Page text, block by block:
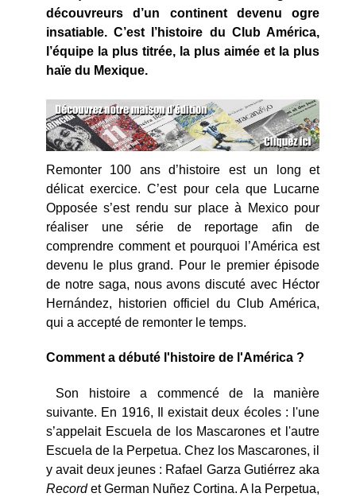
découvreurs d’un continent devenu ogre
insatiable. C’est l’histoire du Club América,
l’équipe la plus titrée, la plus aimée et la plus
haïe du Mexique.
Remonter 100 ans d’histoire est un long et
délicat exercice. C’est pour cela que Lucarne
Opposée s’est rendu sur place à Mexico pour
réaliser une série de reportage afin de
comprendre comment et pourquoi l’América est
devenu le plus grand. Pour le premier épisode
de notre saga, nous avons discuté avec Héctor
Hernández, historien officiel du Club América,
qui a accepté de remonter le temps.
Comment a débuté l'histoire de l'América ?
Son histoire a commencé de la manière
suivante. En 1916, Il existait deux écoles : l'une
s’appelait Escuela de los Mascarones et l'autre
Escuela de la Perpetua. Chez los Mascarones, il
y avait deux jeunes : Rafael Garza Gutiérrez aka
Recordet German Nuñez Cortina. A la Perpetua,